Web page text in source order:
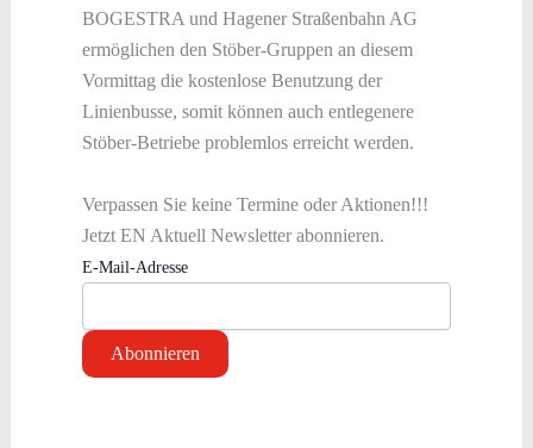
BOGESTRA und Hagener Straßenbahn AG
ermöglichen den Stöber-Gruppen an diesem
Vormittag die kostenlose Benutzung der
Linienbusse, somit können auch entlegenere
Stöber-Betriebe problemlos erreicht werden.
Verpassen Sie keine Termine oder Aktionen!!!
Jetzt EN Aktuell Newsletter abonnieren.
E-Mail-Adresse